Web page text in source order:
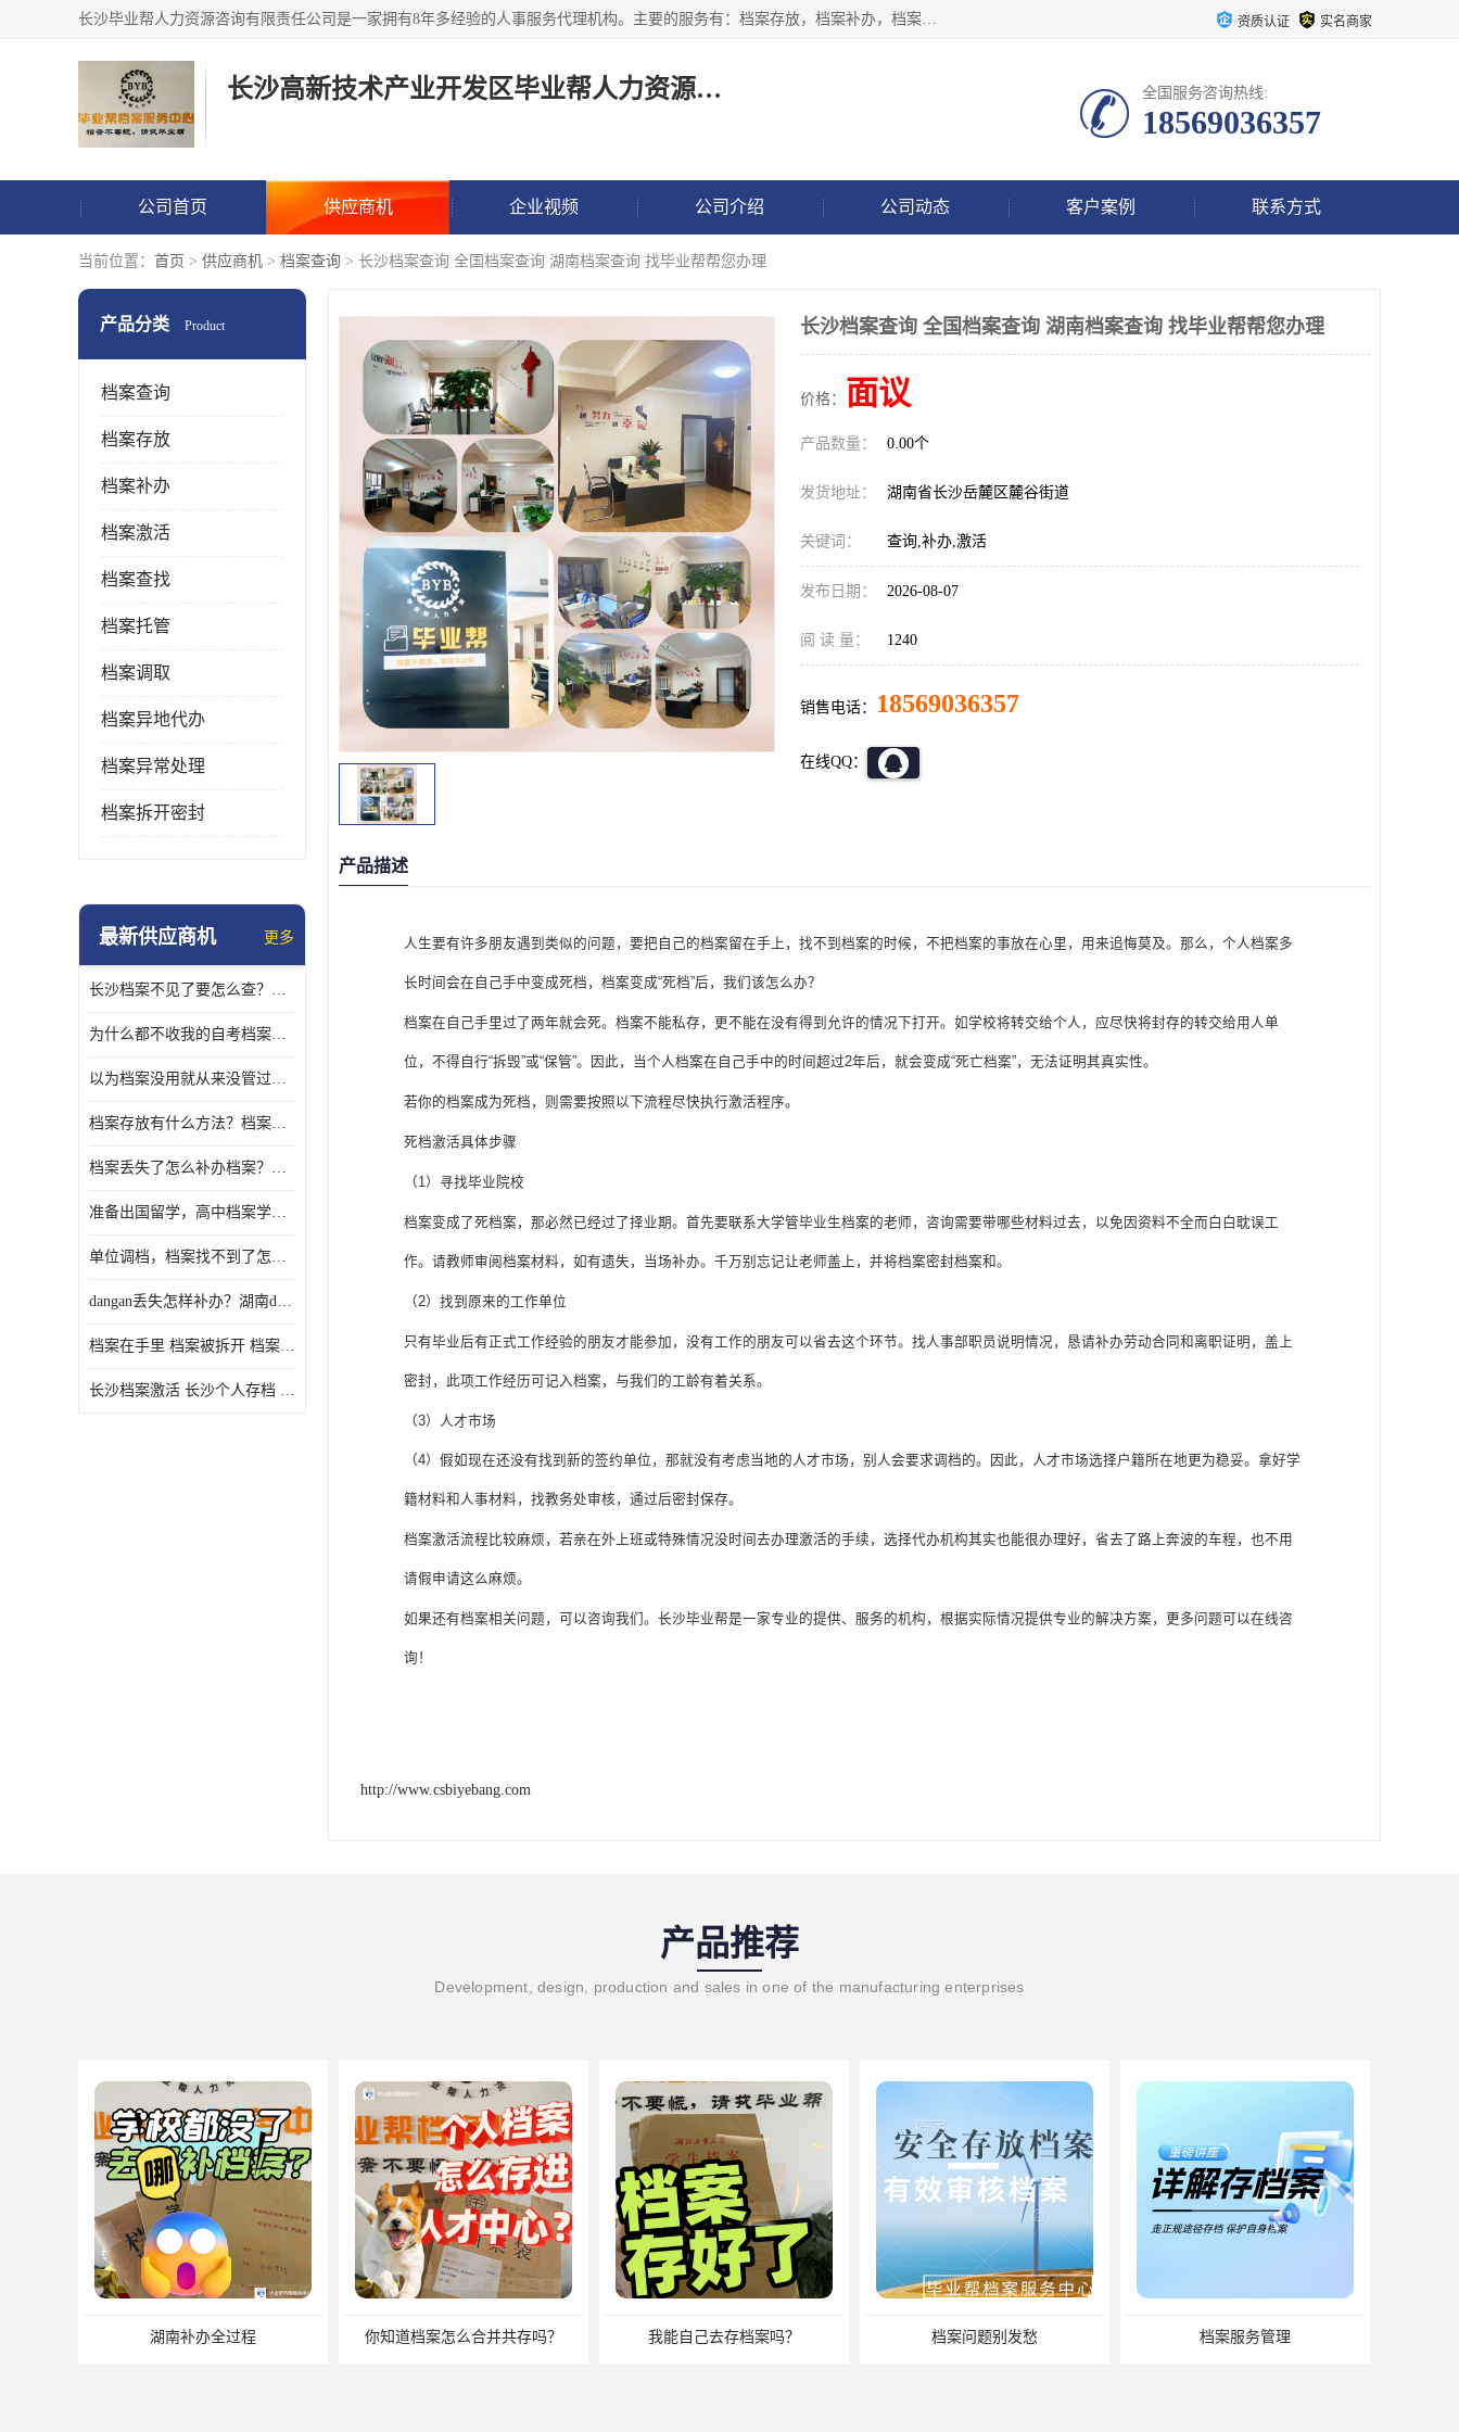
长沙毕业帮人力资源咨询有限责任公司是一家拥有8年多经验的人事服务代理机构。主要的服务有：档案存放，档案补办，档案激活，档案查询，档案查找，档案托管，档案调取，档案异地代办，档案异常处理 等；提供毕业档案处理、人事档案服务、商务代理代办、个人档案等服务，同时办事过程全程与客户沟通，确保真实、安全、可靠！ 资质认证 实名商家
长沙高新技术产业开发区毕业帮人力资源咨询有限责任公司 全国服务咨询热线:
18569036357
公司首页 供应商机 企业视频 公司介绍 公司动态 客户案例 联系方式
当前位置： 首页 > 供应商机 > 档案查询 > 长沙档案查询 全国档案查询 湖南档案查询 找毕业帮帮您办理
产品分类 Product
档案查询
档案存放
档案补办
档案激活
档案查找
档案托管
档案调取
档案异地代办
档案异常处理
档案拆开密封
最新供应商机 更多
长沙档案不见了要怎么查？档案查询 档案补办
为什么都不收我的自考档案？自考档案怎么存档？
以为档案没用就从来没管过，现在要用档案该怎么办？
档案存放有什么方法？档案在手里为什么不能用
档案丢失了怎么补办档案？湖南档案补办 档案补办方法
准备出国留学，高中档案学校发给我了怎么办？
单位调档，档案找不到了怎么办？
dangan丢失怎样补办？湖南dangan丢失补办流程介绍！
档案在手里 档案被拆开 档案补办 档案问题一站式服务
长沙档案激活 长沙个人存档 长沙档案存档
长沙档案查询 全国档案查询 湖南档案查询 找毕业帮帮您办理
价格： 面议
产品数量： 0.00个
发货地址： 湖南省长沙岳麓区麓谷街道
关键词： 查询,补办,激活
发布日期： 2026-08-07
阅 读 量： 1240
销售电话： 18569036357
在线QQ：
产品描述
人生要有许多朋友遇到类似的问题，要把自己的档案留在手上，找不到档案的时候，不把档案的事放在心里，用来追悔莫及。那么，个人档案多
长时间会在自己手中变成死档，档案变成“死档”后，我们该怎么办？
档案在自己手里过了两年就会死。档案不能私存，更不能在没有得到允许的情况下打开。如学校将转交给个人，应尽快将封存的转交给用人单
位，不得自行“拆毁”或“保管”。因此，当个人档案在自己手中的时间超过2年后，就会变成“死亡档案”，无法证明其真实性。
若你的档案成为死档，则需要按照以下流程尽快执行激活程序。
死档激活具体步骤
（1）寻找毕业院校
档案变成了死档案，那必然已经过了择业期。首先要联系大学管毕业生档案的老师，咨询需要带哪些材料过去，以免因资料不全而白白耽误工
作。请教师审阅档案材料，如有遗失，当场补办。千万别忘记让老师盖上，并将档案密封档案和。
（2）找到原来的工作单位
只有毕业后有正式工作经验的朋友才能参加，没有工作的朋友可以省去这个环节。找人事部职员说明情况，恳请补办劳动合同和离职证明，盖上
密封，此项工作经历可记入档案，与我们的工龄有着关系。
（3） 人才市场
（4） 假如现在还没有找到新的签约单位，那就没有考虑当地的人才市场，别人会要求调档的。因此，人才市场选择户籍所在地更为稳妥。拿好学
籍材料和人事材料，找教务处审核，通过后密封保存。
档案激活流程比较麻烦，若亲在外上班或特殊情况没时间去办理激活的手续，选择代办机构其实也能很办理好，省去了路上奔波的车程，也不用
请假申请这么麻烦。
如果还有档案相关问题，可以咨询我们。长沙毕业帮是一家专业的提供、服务的机构，根据实际情况提供专业的解决方案，更多问题可以在线咨
询！
http://www.csbiyebang.com
产品推荐
Development, design, production and sales in one of the manufacturing enterprises
你知道档案怎么合并共存吗？ 我能自己去存档案吗？ 档案问题别发愁 档案服务管理